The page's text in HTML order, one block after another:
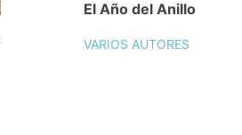
El Año del Anillo
VARIOS AUTORES